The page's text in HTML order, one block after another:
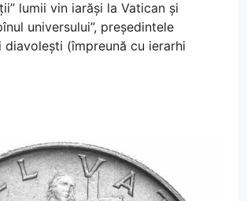
lumii vin iarăși la Vatican și
universului”, președintele
diavolești (împreună cu ierarhi